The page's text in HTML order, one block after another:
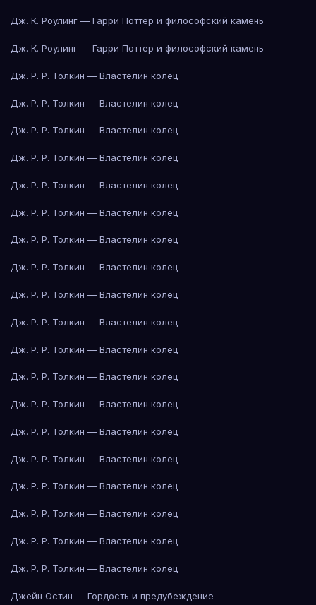
Дж. К. Роулинг — Гарри Поттер и философский камень
Дж. К. Роулинг — Гарри Поттер и философский камень
Дж. Р. Р. Толкин — Властелин колец
Дж. Р. Р. Толкин — Властелин колец
Дж. Р. Р. Толкин — Властелин колец
Дж. Р. Р. Толкин — Властелин колец
Дж. Р. Р. Толкин — Властелин колец
Дж. Р. Р. Толкин — Властелин колец
Дж. Р. Р. Толкин — Властелин колец
Дж. Р. Р. Толкин — Властелин колец
Дж. Р. Р. Толкин — Властелин колец
Дж. Р. Р. Толкин — Властелин колец
Дж. Р. Р. Толкин — Властелин колец
Дж. Р. Р. Толкин — Властелин колец
Дж. Р. Р. Толкин — Властелин колец
Дж. Р. Р. Толкин — Властелин колец
Дж. Р. Р. Толкин — Властелин колец
Дж. Р. Р. Толкин — Властелин колец
Дж. Р. Р. Толкин — Властелин колец
Дж. Р. Р. Толкин — Властелин колец
Дж. Р. Р. Толкин — Властелин колец
Джейн Остин — Гордость и предубеждение